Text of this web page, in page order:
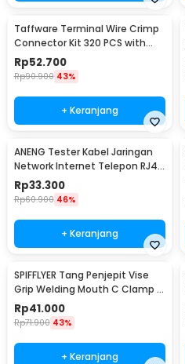
Taffware Terminal Wire Crimp
Connector Kit 320 PCS with
Plier - SC6-26
Rp52.700
Rp90.900 43%
+ Keranjang
ANENG Tester Kabel Jaringan
Network Internet Telepon RJ45
RJ11 - M469D
Rp33.300
Rp60.900 46%
+ Keranjang
SPIFFLYER Tang Penjepit Vise
Grip Welding Mouth C Clamp 11
Inch - A161
Rp41.000
Rp71.900 43%
+ Keranjang